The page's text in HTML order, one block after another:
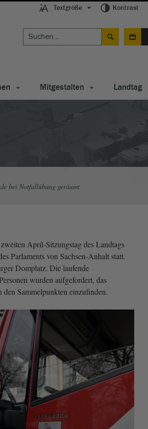
Textgröße Kontrast
Mitgestalten Landtag
bei Notfallübung geräumt
April-Sitzungstag des Landtags
Parlaments von Sachsen-Anhalt statt.
Domplatz. Die laufende
wurden aufgefordert, das
den Sammelpunkten einzufinden.